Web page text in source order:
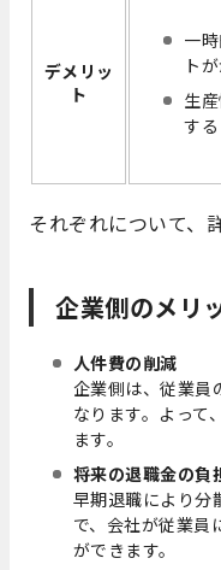
デメリッ
ト
一
ト
生
する
それぞれについて、
企業側のメリ
人件費の削減
企業側は、従業員
なります。よって
ます。
将来の退職金の負
早期退職により分
で、会社が従業員
ができます。